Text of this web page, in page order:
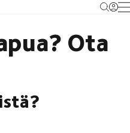
Ota